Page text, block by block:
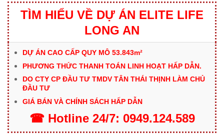
TÌM HIỂU VỀ DỰ ÁN ELITE LIFE
LONG AN
DỰ ÁN CAO CẤP QUY MÔ 53.843m²
PHƯƠNG THỨC THANH TOÁN LINH HOẠT HẤP DẪN.
DO CTY CP ĐẦU TƯ TMDV TÂN THÁI THỊNH LÀM CHỦ
ĐẦU TƯ
GIÁ BÁN VÀ CHÍNH SÁCH HẤP DẪN
☎ Hotline 24/7: 0949.124.589